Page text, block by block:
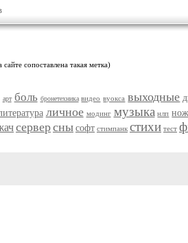
сайте сопоставлена такая метка)
арт боль бронетехника видео вуокса выходные
личное модинг музыка нлп
серверсны софт стимпанк стихи тест